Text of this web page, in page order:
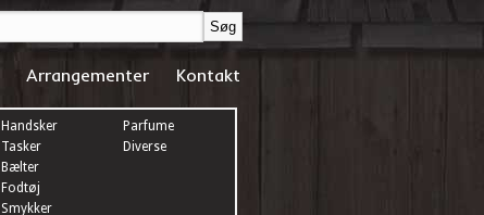
Handsker
Tasker
Bælter
Fodtøj
Smykker
Parfume
Diverse
Arrangementer Kontakt